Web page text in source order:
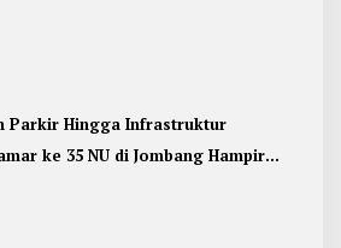
Parkir Hingga Infrastruktur
ke 35 NU di Jombang Hampir